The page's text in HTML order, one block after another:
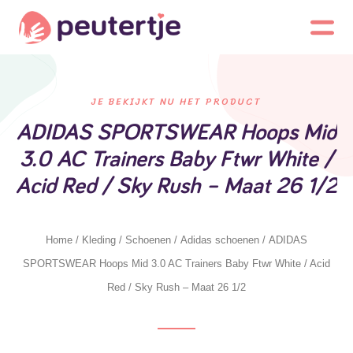
JE BEKIJKT NU HET PRODUCT
ADIDAS SPORTSWEAR Hoops Mid
3.0 AC Trainers Baby Ftwr White /
Acid Red / Sky Rush – Maat 26 1/2
Home / Kleding / Schoenen / Adidas schoenen / ADIDAS
SPORTSWEAR Hoops Mid 3.0 AC Trainers Baby Ftwr White / Acid
Red / Sky Rush – Maat 26 1/2